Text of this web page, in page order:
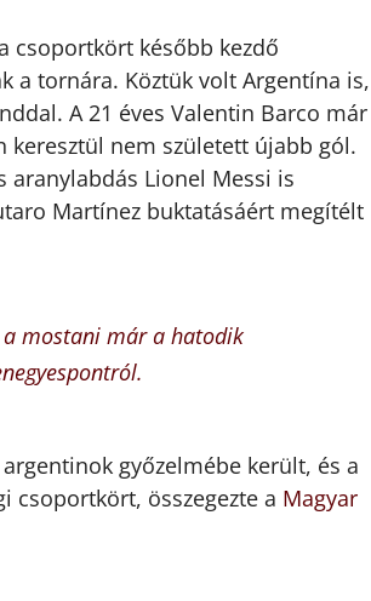
csoportkört később kezdő
a tornára. Köztük volt Argentína is,
A 21 éves Valentin Barco már
keresztül nem született újabb gól.
Lionel Messi is
Martínez buktatásáért megítélt
mostani már a hatodik
győzelmébe került, és a
csoportkört, összegezte a Magyar